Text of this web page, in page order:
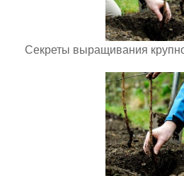
Секреты выращивания